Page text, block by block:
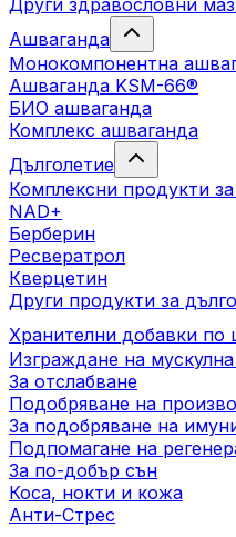
Други здравословни
Ашваганда
Монокомпонентна
Ашваганда KSM-66®
БИО ашваганда
Комплекс ашваганда
Дълголетие
Комплексни продукти
NAD+
Берберин
Ресвератрол
Кверцетин
Други продукти за
Хранителни добавки по
Изграждане на
За отслабване
Подобряване на
За подобряване на
Подпомагане на
За по-добър сън
Коса, нокти и кожа
Анти-Стрес